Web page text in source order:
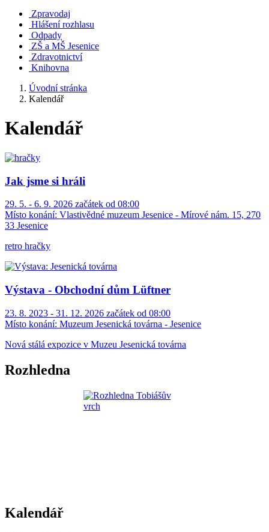
Zpravodaj
Hlášení rozhlasu
Odpady
ZŠ a MŠ Jesenice
Zdravotnictví
Knihovna
Úvodní stránka
Kalendář
Kalendář
Jak jsme si hráli
29. 5. - 6. 9. 2026 začátek od 08:00
Místo konání: Vlastivědné muzeum Jesenice - Mírové nám. 15, 270
33 Jesenice
retro hračky
Výstava - Obchodní dům Lüftner
23. 8. 2023 - 31. 12. 2026 začátek od 08:00
Místo konání: Muzeum Jesenická továrna - Jesenice
Nová stálá expozice v Muzeu Jesenická továrna
Rozhledna
Kalendář